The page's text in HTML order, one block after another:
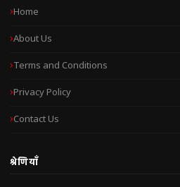
Home
About Us
Terms and Conditions
Privacy Policy
Contact Us
श्रेणियाँ